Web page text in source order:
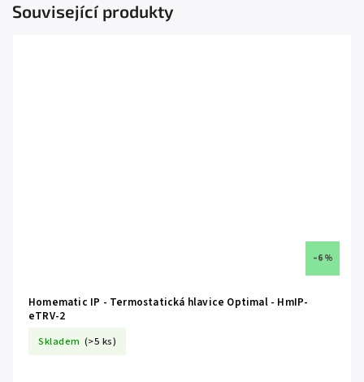
Související produkty
–6 %
Homematic IP - Termostatická hlavice Optimal - HmIP-
eTRV-2
Skladem (>5 ks)